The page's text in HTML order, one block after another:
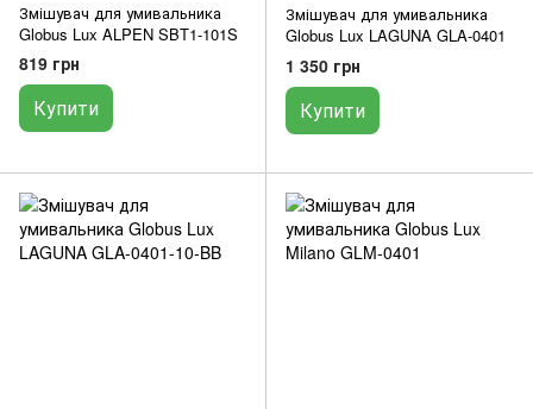
Змішувач для умивальника
Globus Lux ALPEN SBT1-101S
819 грн
Купити
Змішувач для умивальника
Globus Lux LAGUNA GLA-0401
1 350 грн
Купити